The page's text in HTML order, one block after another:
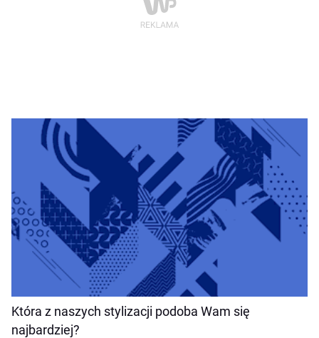
Która z naszych stylizacji podoba Wam się
najbardziej?